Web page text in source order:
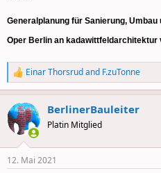
Generalplanung für Sanierung,
Oper Berlin an kadawittfeldarchitektur
R
e
a
c
t
i
s
Einar Thorsrudand F.zuTonne
BerlinerBauleiter
Platin Mitglied
12. Mai 2021